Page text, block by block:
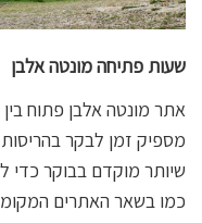
שעות פתיחה מונטה אלבן
מספיק זמן לבקר
שיותר מוקדם בבוקר כדי
כמו בשאר האתרים